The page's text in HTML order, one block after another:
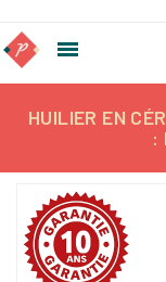

HUILIER EN
: